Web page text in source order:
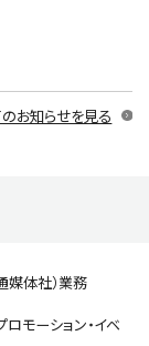
お知らせを見る
媒体社）業務
ロモーション・イベ